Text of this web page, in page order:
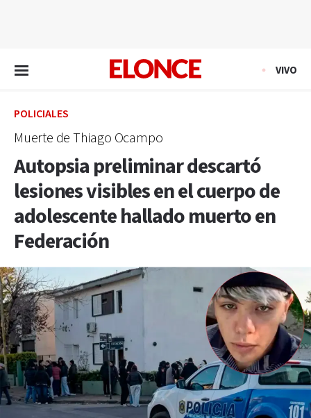
VIVO
POLICIALES
Muerte de Thiago Ocampo
Autopsia preliminar descartó
lesiones visibles en el cuerpo de
adolescente hallado muerto en
Federación